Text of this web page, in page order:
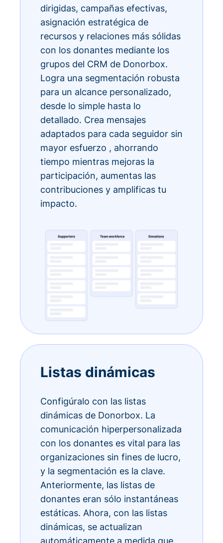
dirigidas, campañas efectivas,
asignación estratégica de
recursos y relaciones más sólidas
con los donantes mediante los
grupos del CRM de Donorbox.
Logra una segmentación robusta
para un alcance personalizado,
desde lo simple hasta lo
detallado. Crea mensajes
adaptados para cada seguidor sin
mayor esfuerzo , ahorrando
tiempo mientras mejoras la
participación, aumentas las
contribuciones y amplificas tu
impacto.
Listas dinámicas
Configúralo con las listas
dinámicas de Donorbox. La
comunicación hiperpersonalizada
con los donantes es vital para las
organizaciones sin fines de lucro,
y la segmentación es la clave.
Anteriormente, las listas de
donantes eran sólo instantáneas
estáticas. Ahora, con las listas
dinámicas, se actualizan
automáticamente a medida que